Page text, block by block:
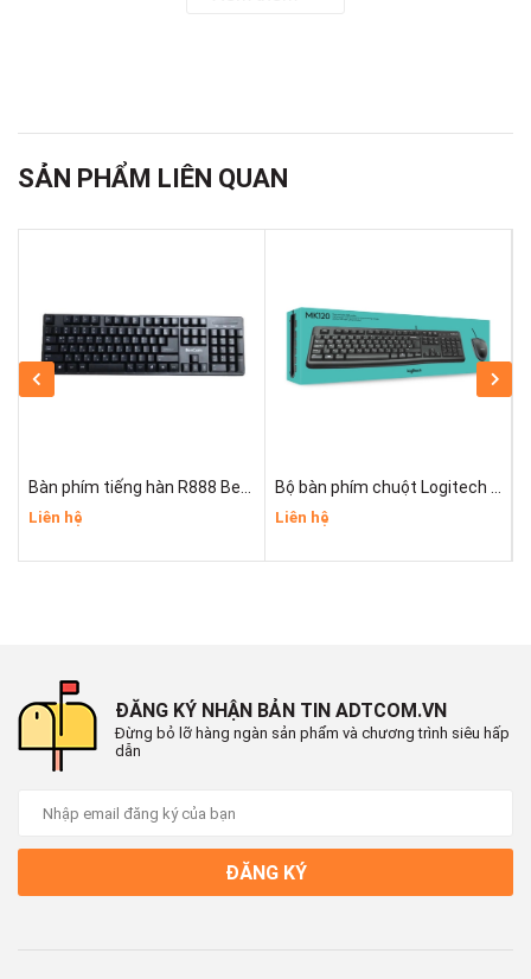
SẢN PHẨM LIÊN QUAN
Liên hệ Liên hệ
ĐĂNG KÝ NHẬN BẢN TIN ADTCOM.VN
Đừng bỏ lỡ hàng ngàn sản phẩm và chương trình siêu hấp
dẫn
ĐĂNG KÝ